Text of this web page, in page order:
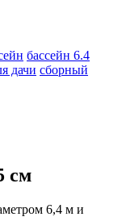
бассейн 6.4
дачи сборный
см
6,4 м и